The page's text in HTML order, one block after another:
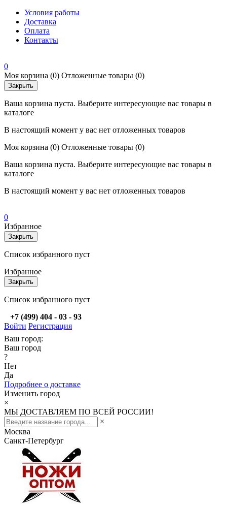
Условия работы
Доставка
Оплата
Контакты
0
Моя корзина (0) Отложенные товары (0)
Закрыть
Ваша корзина пуста. Выберите интересующие вас товары в
каталоге
В настоящий момент у вас нет отложенных товаров
Моя корзина (0) Отложенные товары (0)
Ваша корзина пуста. Выберите интересующие вас товары в
каталоге
В настоящий момент у вас нет отложенных товаров
0
Избранное
Закрыть
Список избранного пуст
Избранное
Закрыть
Список избранного пуст
+7 (499) 404 - 03 - 93
Войти Регистрация
Ваш город:
Ваш город
?
Нет
Да
Подробнее о доставке
Изменить город
×
МЫ ДОСТАВЛЯЕМ ПО ВСЕЙ РОССИИ!
×
Москва
Санкт-Петербург